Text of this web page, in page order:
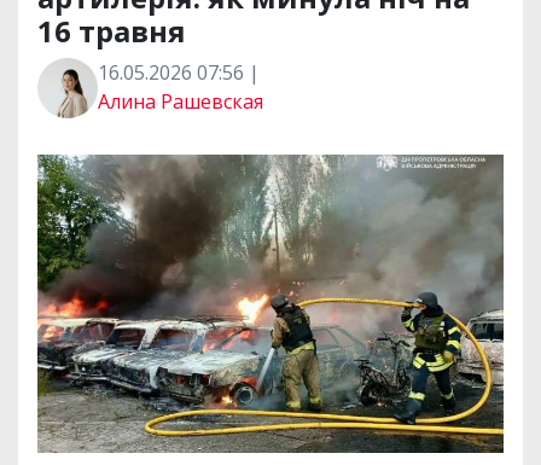
16 травня
16.05.2026 07:56 |
Алина Рашевская